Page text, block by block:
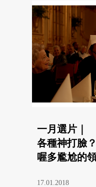
一月選片｜
各種神打臉
喔多尷尬的
17.01.2018